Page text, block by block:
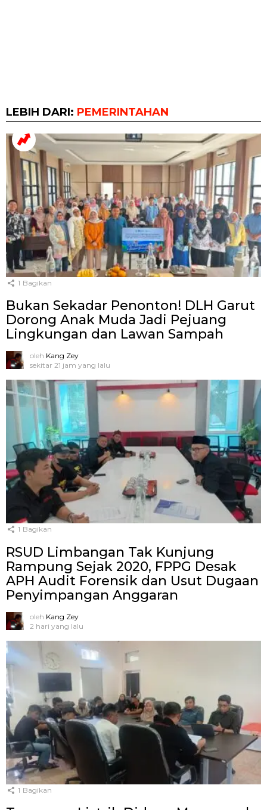
LEBIH DARI: PEMERINTAHAN
1 Bagikan
Bukan Sekadar Penonton! DLH Garut
Dorong Anak Muda Jadi Pejuang
Lingkungan dan Lawan Sampah
oleh Kang Zey
sekitar 21 jam yang lalu
1 Bagikan
RSUD Limbangan Tak Kunjung
Rampung Sejak 2020, FPPG Desak
APH Audit Forensik dan Usut Dugaan
Penyimpangan Anggaran
oleh Kang Zey
2 hari yang lalu
1 Bagikan